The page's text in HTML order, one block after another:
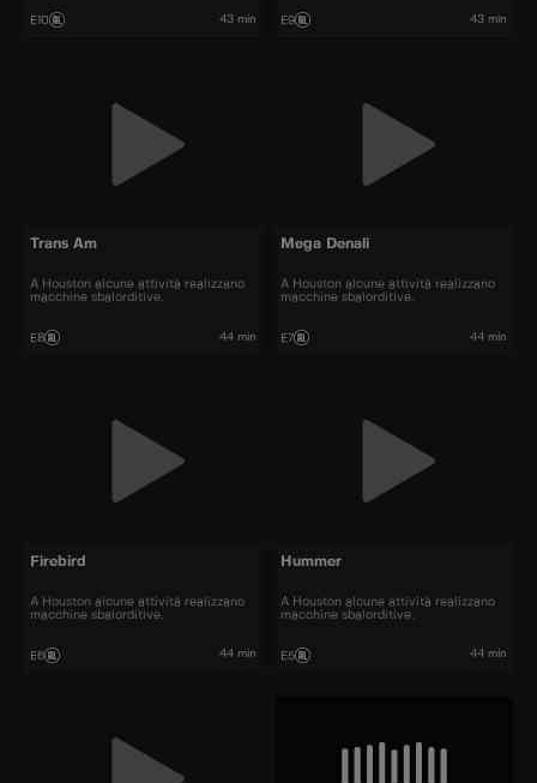
E10 43 min E9 43 min
Trans Am
A Houston alcune attività realizzano
macchine sbalorditive.
E8 44 min
Mega Denali
A Houston alcune attività realizzano
macchine sbalorditive.
E7 44 min
Firebird
A Houston alcune attività realizzano
macchine sbalorditive.
E6 44 min
Hummer
A Houston alcune attività realizzano
macchine sbalorditive.
E5 44 min